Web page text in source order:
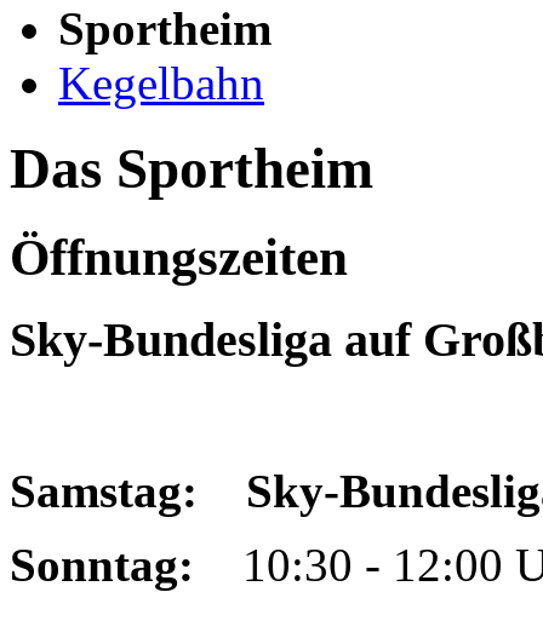
Sportheim
Kegelbahn
Das Sportheim
Öffnungszeiten
Sky-Bundesliga auf
Samstag:
Sky-
Sonntag: 10:30 - 12:00